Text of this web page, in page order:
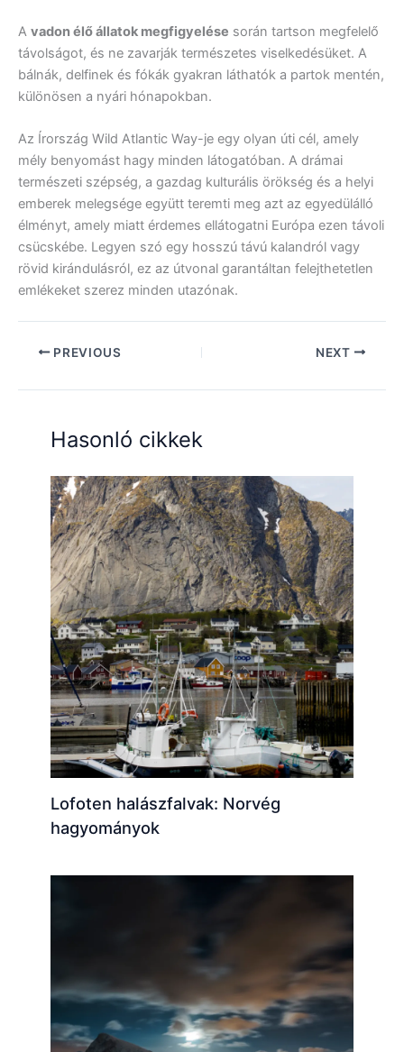
A vadon élő állatok megfigyelése során tartson megfelelő
távolságot, és ne zavarják természetes viselkedésüket. A
bálnák, delfinek és fókák gyakran láthatók a partok mentén,
különösen a nyári hónapokban.
Az Írország Wild Atlantic Way-je egy olyan úti cél, amely
mély benyomást hagy minden látogatóban. A drámai
természeti szépség, a gazdag kulturális örökség és a helyi
emberek melegsége együtt teremti meg azt az egyedülálló
élményt, amely miatt érdemes ellátogatni Európa ezen távoli
csücskébe. Legyen szó egy hosszú távú kalandról vagy
rövid kirándulásról, ez az útvonal garantáltan felejthetetlen
emlékeket szerez minden utazónak.
PREVIOUS NEXT
Hasonló cikkek
Lofoten halászfalvak: Norvég
hagyományok